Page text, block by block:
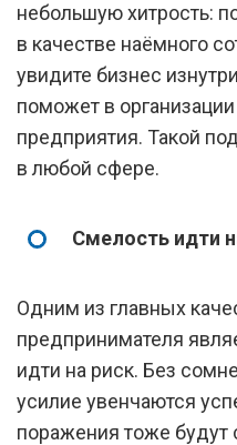
небольшую хитрость:
в качестве наёмного
увидите бизнес
поможет в
предприятия. Такой
в любой сфере.
Смелость идти
Одним из главных
предпринимателя
идти на риск. Без
усилие увенчаются
поражения тоже будут